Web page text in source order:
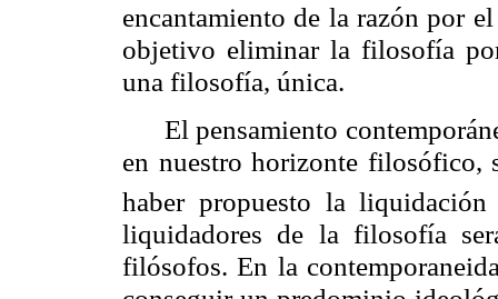
encantamiento de la razón por el
objetivo eliminar la filosofía
una filosofía, única.
El pensamiento
en nuestro horizonte filosófico,
haber propuesto la liquidación
liquidadores de la filosofía
filósofos. En la